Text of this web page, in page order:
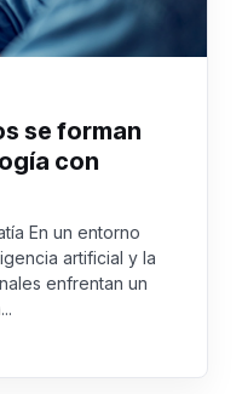
se forman
con
En un entorno
artificial y la
enfrentan un